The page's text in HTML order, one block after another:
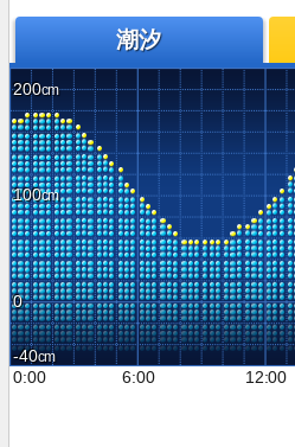
潮汐
200
100
0
-40
0:00
6:00 12:00